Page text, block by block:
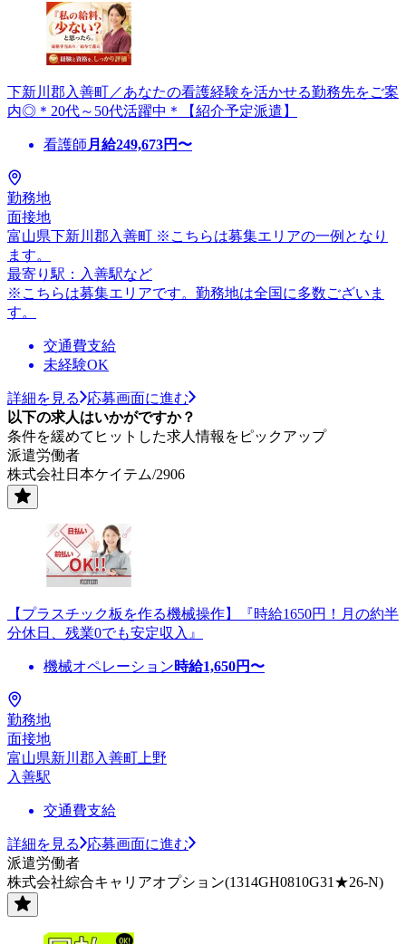
下新川郡入善町／あなたの看護経験を活かせる勤務先をご案
内◎＊20代～50代活躍中＊【紹介予定派遣】
看護師 月給249,673円〜
勤務地
面接地
富山県下新川郡入善町 ※こちらは募集エリアの一例となり
ます。
最寄り駅：入善駅など
※こちらは募集エリアです。勤務地は全国に多数ございま
す。
交通費支給
未経験OK
詳細を見る
応募画面に進む
以下の求人はいかがですか？
条件を緩めてヒットした求人情報をピックアップ
派遣労働者
株式会社日本ケイテム/2906
【プラスチック板を作る機械操作】『時給1650円！月の約半
分休日、残業0でも安定収入』
機械オペレーション時給1,650円〜
勤務地
面接地
富山県新川郡入善町上野
入善駅
交通費支給
詳細を見る
応募画面に進む
派遣労働者
株式会社綜合キャリアオプション(1314GH0810G31★26-N)